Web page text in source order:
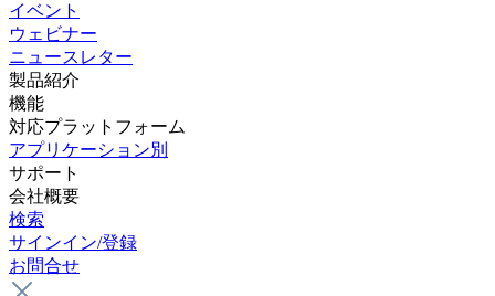
イベント
ウェビナー
ニュースレター
製品紹介
機能
対応プラットフォーム
アプリケーション別
サポート
会社概要
検索
サインイン/登録
お問合せ